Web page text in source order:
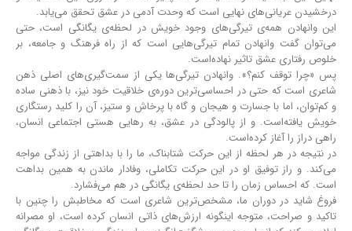
درخشیدن عریانی‌های نهایی است که وحدت آدمی در عشق تحقق می‌یابد.
این وانهادن همه‌ی تیرگی‌های وجود خویش در لحظه‌ی یگانگی است، حتی
می‌توان گفت وانهادن تمام تیرگی‌هایی است که از راه فرهنگ و جامعه، بر
خلوص رفتاری عشق تاثیر نهاده‌است.
پس «چرا توقف کنم؟». وانهادن تیرگی‌ها یکی از سمت‌گیری‌های اصلی ذهن
شاعری است که حتی در احساسی‌ترین دوره‌ی خلاقیت خود نیز، با ذهنی ساده
و کم‌توان، اما با جسارت و هیجان و گاه با پرخاش و ستیز، آن را کلید رستگاری
خویش یافته‌است. و از پالودگی در عشق، به رهایی هستی اجتماعی انسان،
راهی دراز را آغاز کرده‌است.
در نتیجه در هر لحظه از این حرکت شتابناک، ما را با بداهتی از زندگی مواجه
می‌کند. و راز توفیق او در این حرکت تکاملی، وفادار ماندن به همین بداهت
است. که احساس زمان را تا حد لحظه‌ی یگانگی در هم می‌فشارد.
فروغ شاید در دوران ما، مشخص‌ترین شاعری است که مخاطبش را چنین با
تاکید و صراحت، متوجه اینگونه ارزش‌های ذاتی انسان کرده ‌است، او مصرانه